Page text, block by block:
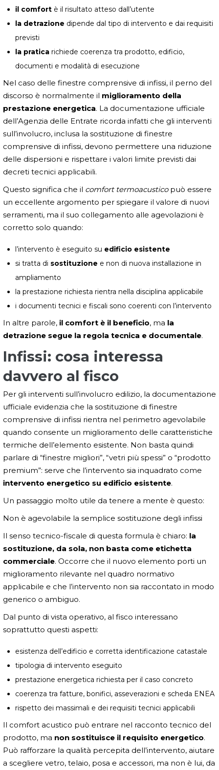
il comfort è il risultato atteso dall’utente
la detrazione dipende dal tipo di intervento e dai requisiti
previsti
la pratica richiede coerenza tra prodotto, edificio,
documenti e modalità di esecuzione
Nel caso delle finestre comprensive di infissi, il perno del
discorso è normalmente il miglioramento della
prestazione energetica. La documentazione ufficiale
dell’Agenzia delle Entrate ricorda infatti che gli interventi
sull’involucro, inclusa la sostituzione di finestre
comprensive di infissi, devono permettere una riduzione
delle dispersioni e rispettare i valori limite previsti dai
decreti tecnici applicabili.
Questo significa che il comfort termoacusticopuò essere
un eccellente argomento per spiegare il valore di nuovi
serramenti, ma il suo collegamento alle agevolazioni è
corretto solo quando:
l’intervento è eseguito su edificio esistente
si tratta di sostituzione e non di nuova installazione in
ampliamento
la prestazione richiesta rientra nella disciplina applicabile
i documenti tecnici e fiscali sono coerenti con l’intervento
In altre parole, il comfort è il beneficio, ma la
detrazione segue la regola tecnica e documentale.
Infissi: cosa interessa
davvero al fisco
Per gli interventi sull’involucro edilizio, la documentazione
ufficiale evidenzia che la sostituzione di finestre
comprensive di infissi rientra nel perimetro agevolabile
quando consente un miglioramento delle caratteristiche
termiche dell’elemento esistente. Non basta quindi
parlare di “finestre migliori”, “vetri più spessi” o “prodotto
premium”: serve che l’intervento sia inquadrato come
intervento energetico su edificio esistente.
Un passaggio molto utile da tenere a mente è questo:
Non è agevolabile la semplice sostituzione degli infissi
Il senso tecnico-fiscale di questa formula è chiaro: la
sostituzione, da sola, non basta come etichetta
commerciale. Occorre che il nuovo elemento porti un
miglioramento rilevante nel quadro normativo
applicabile e che l’intervento non sia raccontato in modo
generico o ambiguo.
Dal punto di vista operativo, al fisco interessano
soprattutto questi aspetti:
esistenza dell’edificio e corretta identificazione catastale
tipologia di intervento eseguito
prestazione energetica richiesta per il caso concreto
coerenza tra fatture, bonifici, asseverazioni e scheda ENEA
rispetto dei massimali e dei requisiti tecnici applicabili
Il comfort acustico può entrare nel racconto tecnico del
prodotto, ma non sostituisce il requisito energetico.
Può rafforzare la qualità percepita dell’intervento, aiutare
a scegliere vetro, telaio, posa e accessori, ma non è lui, da